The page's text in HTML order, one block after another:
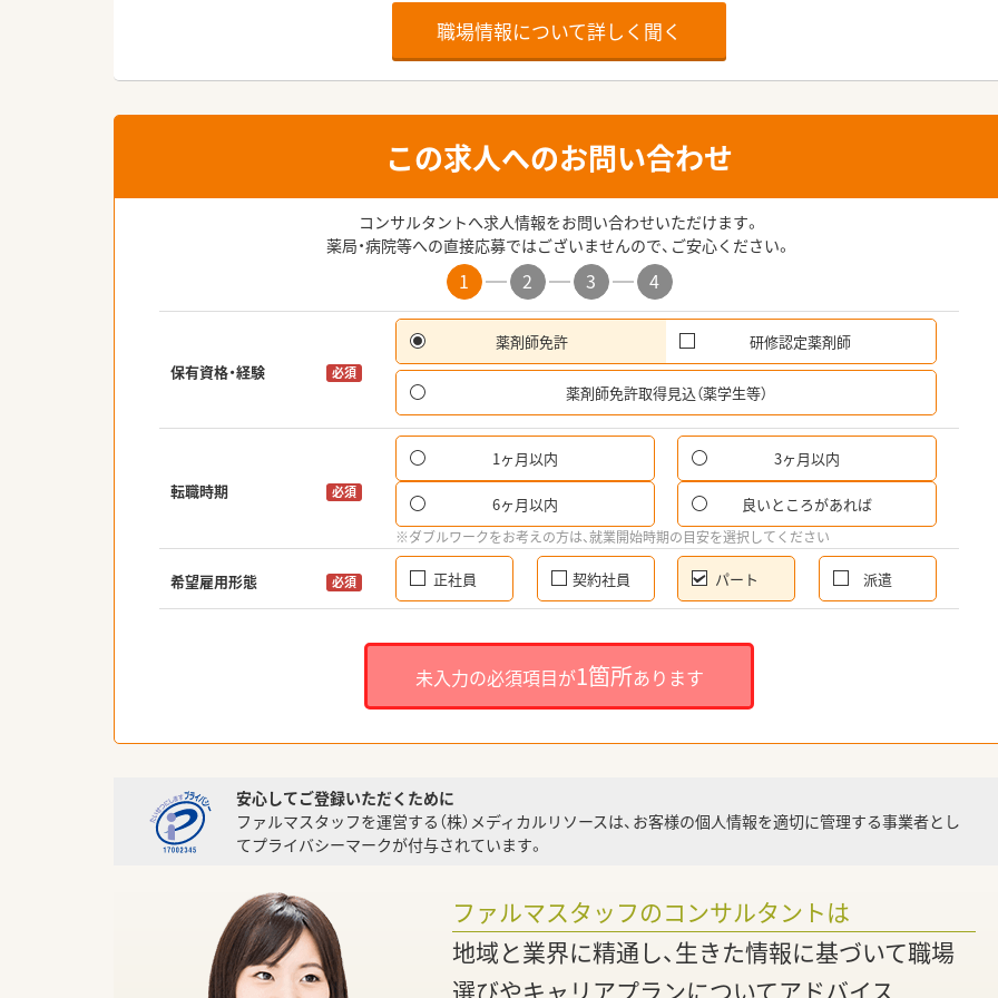
職場情報について詳しく聞く
この求人へのお問い合わせ
コンサルタントへ求人情報をお問い合わせいただけます。
薬局・病院等への直接応募ではございませんので、ご安心ください。
1 2 3 4
保有資格・経験 必須
薬剤師免許 研修認定薬剤師
薬剤師免許取得見込（薬学生等）
転職時期 必須
1ヶ月以内 3ヶ月以内
6ヶ月以内 良いところがあれば
※ダブルワークをお考えの方は、就業開始時期の目安を選択してください
希望雇用形態 必須 正社員 契約社員 パート 派遣
未入力の必須項目が1箇所あります
安心してご登録いただくために
ファルマスタッフを運営する（株）メディカルリソースは、お客様の個人情報を適切に管理する事業者とし
てプライバシーマークが付与されています。
ファルマスタッフのコンサルタントは
地域と業界に精通し、生きた情報に基づいて職場